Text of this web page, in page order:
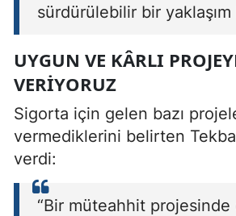
sürdürülebilir bir yaklaşım
UYGUN VE KÂRLI
VERIYORUZ
Sigorta için gelen bazı
vermediklerini belirten
verdi:
“Bir müteahhit projesinde